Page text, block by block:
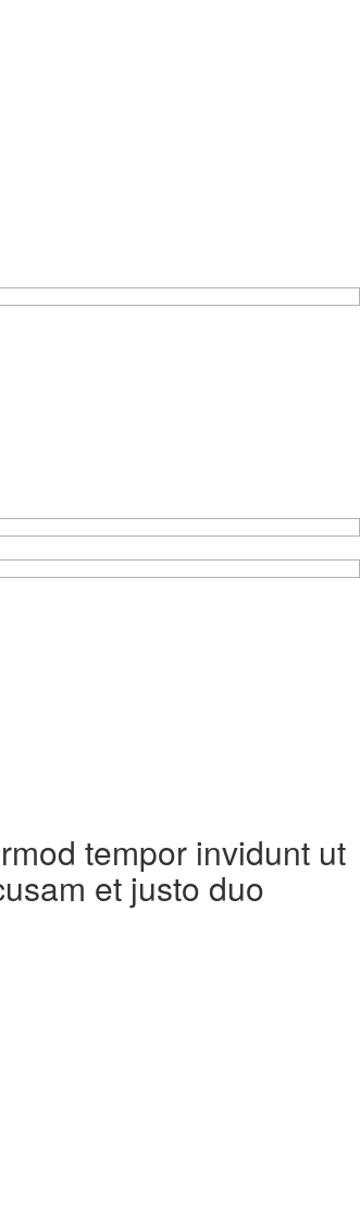
tempor invidunt ut
et justo duo